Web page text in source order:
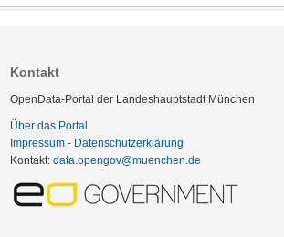
Kontakt
OpenData-Portal der Landeshauptstadt München
Über das Portal
Impressum - Datenschutzerklärung
Kontakt: data.opengov@muenchen.de